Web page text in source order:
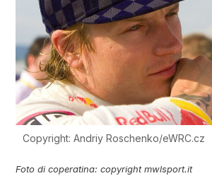
Copyright: Andriy Roschenko/eWRC.cz
Foto di coperatina: copyright mwlsport.it